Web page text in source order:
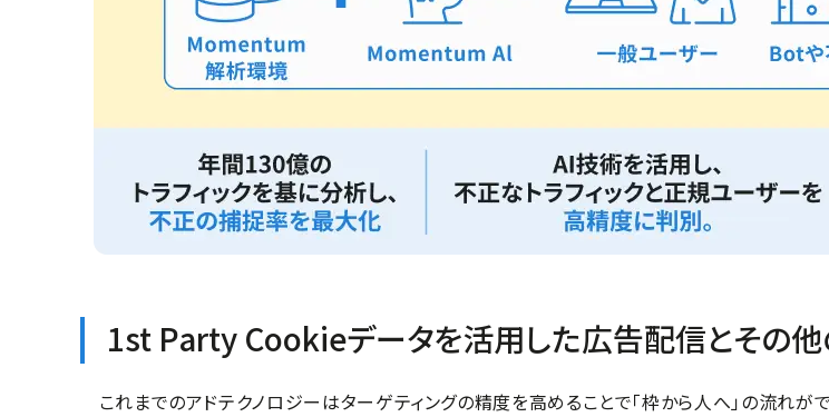
1st Party Cookieデータを活用した広告配信とその
これまでのアドテクノロジーはターゲティングの精度を高めることで「枠から人へ」の流れが